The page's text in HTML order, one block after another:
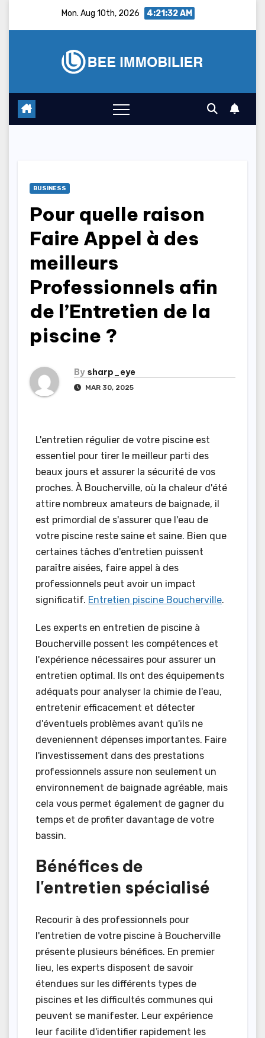
Mon. Aug 10th, 2026 4:21:33 AM
BUSINESS
Pour quelle raison
Faire Appel à des
meilleurs
Professionnels afin
de l’Entretien de la
piscine ?
By sharp_eye
MAR 30, 2025
L'entretien régulier de votre piscine est
essentiel pour tirer le meilleur parti des
beaux jours et assurer la sécurité de vos
proches. À Boucherville, où la chaleur d'été
attire nombreux amateurs de baignade, il
est primordial de s'assurer que l'eau de
votre piscine reste saine et saine. Bien que
certaines tâches d'entretien puissent
paraître aisées, faire appel à des
professionnels peut avoir un impact
significatif. Entretien piscine Boucherville.
Les experts en entretien de piscine à
Boucherville possent les compétences et
l'expérience nécessaires pour assurer un
entretien optimal. Ils ont des équipements
adéquats pour analyser la chimie de l'eau,
entretenir efficacement et détecter
d'éventuels problèmes avant qu'ils ne
deveniennent dépenses importantes. Faire
l'investissement dans des prestations
professionnels assure non seulement un
environnement de baignade agréable, mais
cela vous permet également de gagner du
temps et de profiter davantage de votre
bassin.
Bénéfices de
l'entretien spécialisé
Recourir à des professionnels pour
l'entretien de votre piscine à Boucherville
présente plusieurs bénéfices. En premier
lieu, les experts disposent de savoir
étendues sur les différents types de
piscines et les difficultés communes qui
peuvent se manifester. Leur expérience
leur facilite d'identifier rapidement les